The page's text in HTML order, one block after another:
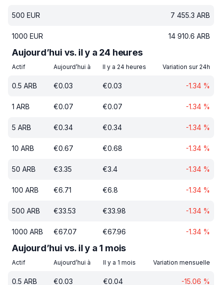
500 EUR 7 455.3 ARB
1000 EUR 14 910.6 ARB
Aujourd’hui vs. il y a 24 heures
Actif Aujourd’hui à Il y a 24 heures Variation sur 24h
0.5 ARB €0.03 €0.03 -1.34 %
1 ARB €0.07 €0.07 -1.34 %
5 ARB €0.34 €0.34 -1.34 %
10 ARB €0.67 €0.68 -1.34 %
50 ARB €3.35 €3.4 -1.34 %
100 ARB €6.71 €6.8 -1.34 %
500 ARB €33.53 €33.98 -1.34 %
1000 ARB €67.07 €67.96 -1.34 %
Aujourd’hui vs. il y a 1 mois
Actif Aujourd’hui à Il y a 1 mois Variation mensuelle
0.5 ARB €0.03 €0.04 -15.06 %